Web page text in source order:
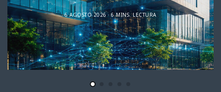
6 AGOSTO 2026 6 MINS. LECTURA